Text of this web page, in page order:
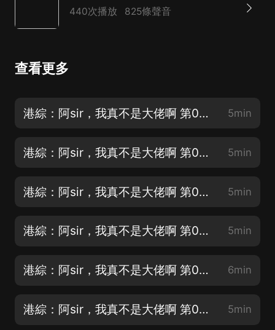
440次播放 825條聲音
查看更多
港綜：阿sir，我真不是大佬啊 第001集 穿越缽蘭街 5min
港綜：阿sir，我真不是大佬啊 第002集 解決問題 5min
港綜：阿sir，我真不是大佬啊 第003集 我，蘇澤，合法商人 5min
港綜：阿sir，我真不是大佬啊 第004集 給我搜 5min
港綜：阿sir，我真不是大佬啊 第005集 見船佬 6min
港綜：阿sir，我真不是大佬啊 第006集 談判 5min